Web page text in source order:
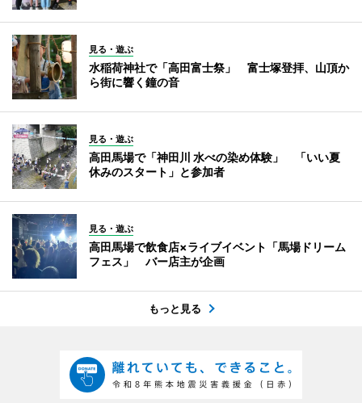
見る・遊ぶ
水稲荷神社で「高田富士祭」 富士塚登拝、山頂か
ら街に響く鐘の音
見る・遊ぶ
高田馬場で「神田川 水べの染め体験」 「いい夏
休みのスタート」と参加者
見る・遊ぶ
高田馬場で飲食店×ライブイベント「馬場ドリーム
フェス」 バー店主が企画
もっと見る